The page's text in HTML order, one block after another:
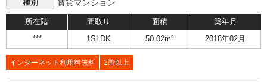
種別 賃貸マンション
所在階 間取り 面積 築年月
*** 1SLDK 50.02m² 2018年02月
インターネット利用料無料 2階以上